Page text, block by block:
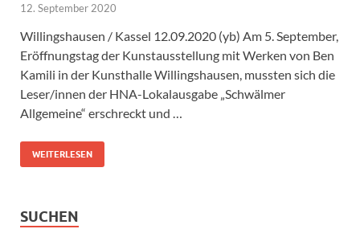
12. September 2020
Willingshausen / Kassel 12.09.2020 (yb) Am 5. September,
Eröffnungstag der Kunstausstellung mit Werken von Ben
Kamili in der Kunsthalle Willingshausen, mussten sich die
Leser/innen der HNA-Lokalausgabe „Schwälmer
Allgemeine“ erschreckt und …
WEITERLESEN
SUCHEN